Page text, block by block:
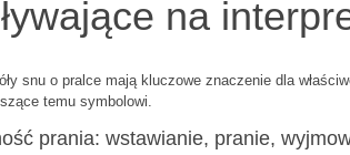
na
snu o pralce mają kluczowe znaczenie dla
temu symbolowi.
prania: wstawianie, pranie,